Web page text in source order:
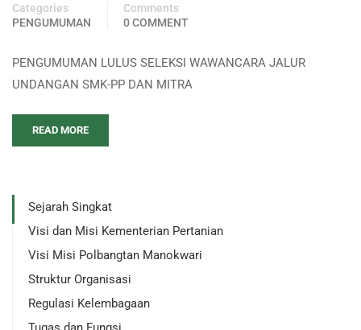
Categories
PENGUMUMAN
Comments
0 COMMENT
PENGUMUMAN LULUS SELEKSI WAWANCARA JALUR
UNDANGAN SMK-PP DAN MITRA
READ MORE
Sejarah Singkat
Visi dan Misi Kementerian Pertanian
Visi Misi Polbangtan Manokwari
Struktur Organisasi
Regulasi Kelembagaan